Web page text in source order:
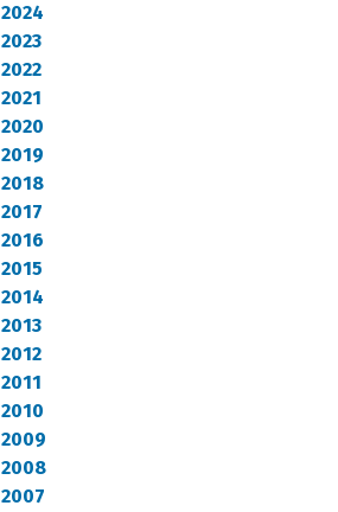
2024
2023
2022
2021
2020
2019
2018
2017
2016
2015
2014
2013
2012
2011
2010
2009
2008
2007